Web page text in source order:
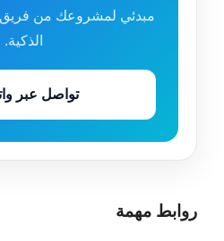
مبدئي لمشروعك من
الذكية.
تواصل عبر
روابط مهمة